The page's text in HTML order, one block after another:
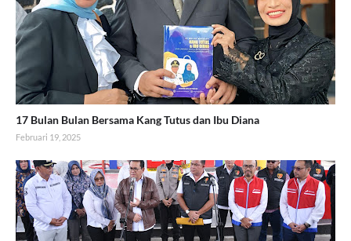
17 Bulan Bulan Bersama Kang Tutus dan Ibu Diana
Februari 19, 2025